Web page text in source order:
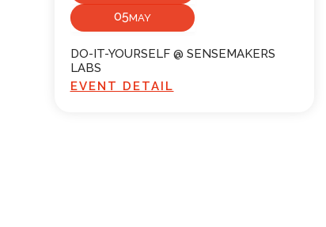
05MAY
DO-IT-YOURSELF @ SENSEMAKERS
LABS
EVENT DETAIL